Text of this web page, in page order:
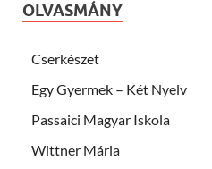
OLVASMÁNY
Cserkészet
Egy Gyermek – Két Nyelv
Passaici Magyar Iskola
Wittner Mária